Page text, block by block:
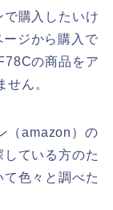
購入したいけ
ジから購入で
の商品をア
ん。
（amazon）の
ている方のた
色々と調べた